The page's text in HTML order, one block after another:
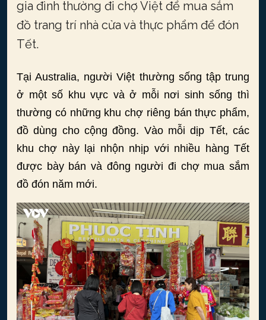
gia đình thường đi chợ Việt để mua sắm
đồ trang trí nhà cửa và thực phẩm để đón
Tết.
Tại Australia, người Việt thường sống tập trung
ở một số khu vực và ở mỗi nơi sinh sống thì
thường có những khu chợ riêng bán thực phẩm,
đồ dùng cho cộng đồng. Vào mỗi dịp Tết, các
khu chợ này lại nhộn nhịp với nhiều hàng Tết
được bày bán và đông người đi chợ mua sắm
đồ đón năm mới.